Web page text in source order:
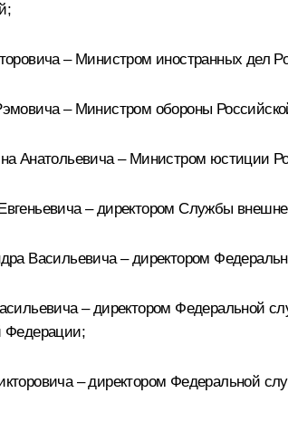
– Министром иностранных дел
– Министром обороны
Анатольевича – Министром юстиции
– директором Службы
Васильевича – директором
– директором Федеральной
Федерации;
– директором Федеральной